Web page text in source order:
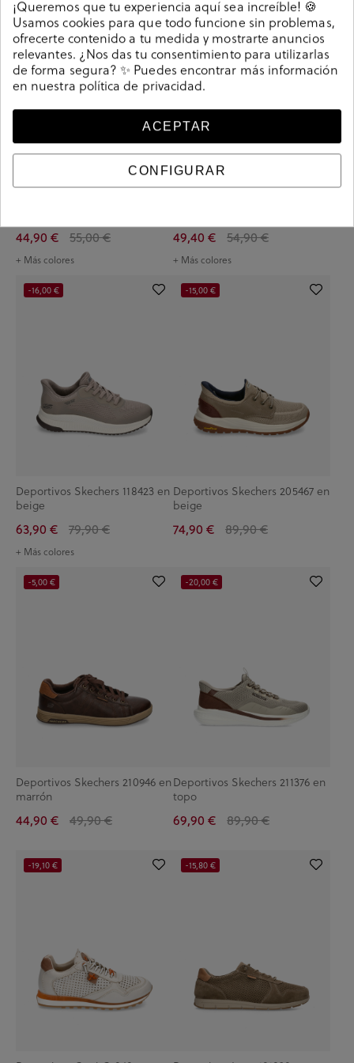
44,90 € 55,00 €
+ Más colores
49,40 € 54,90 €
+ Más colores
Deportivos Skechers 118423 en
beige
63,90 € 79,90 €
+ Más colores
-16,00 €
Deportivos Skechers 205467 en
beige
74,90 € 89,90 €
-15,00 €
Deportivos Skechers 210946 en
marrón
44,90 € 49,90 €
-5,00 €
Deportivos Skechers 211376 en
topo
69,90 € 89,90 €
-20,00 €
-19,10 € -15,80 €
¡Queremos que tu experiencia aquí sea increíble! 🍪
Usamos cookies para que todo funcione sin problemas,
ofrecerte contenido a tu medida y mostrarte anuncios
relevantes. ¿Nos das tu consentimiento para utilizarlas
de forma segura? ✨ Puedes encontrar más información
en nuestra política de privacidad.
ACEPTAR
CONFIGURAR